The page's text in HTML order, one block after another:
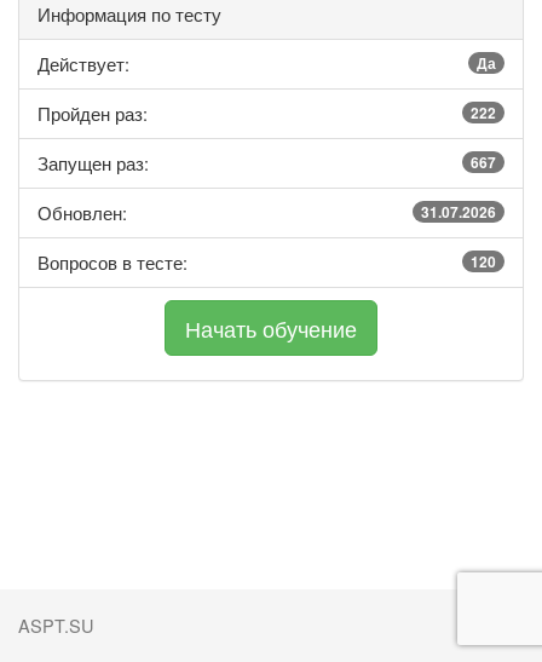
Информация по тесту
Действует:
Да
Пройден раз: 222
Запущен раз: 667
Обновлен: 31.07.2026
Вопросов в тесте: 120
ASPT.SU